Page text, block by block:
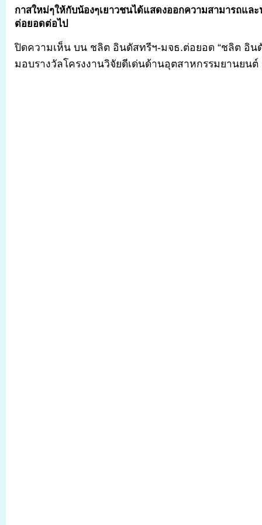
กาสใหม่ๆให้กับน้องๆเยาวชนได้แสดงออกความสามารถแล
ต่อยอดต่อไป
ปิดความเห็น บน ชลิต อินดัสทรีฯ-มจธ.ต่อยอด “ชลิต อิน
มอบรางวัลโครงงานวิจัยดีเด่นด้านอุตสาหกรรมยานยนต์